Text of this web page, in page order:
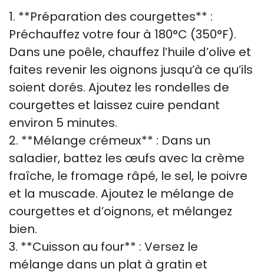
1. **Préparation des courgettes** :
Préchauffez votre four à 180°C (350°F).
Dans une poêle, chauffez l’huile d’olive et
faites revenir les oignons jusqu’à ce qu’ils
soient dorés. Ajoutez les rondelles de
courgettes et laissez cuire pendant
environ 5 minutes.
2. **Mélange crémeux** : Dans un
saladier, battez les œufs avec la crème
fraîche, le fromage râpé, le sel, le poivre
et la muscade. Ajoutez le mélange de
courgettes et d’oignons, et mélangez
bien.
3. **Cuisson au four** : Versez le
mélange dans un plat à gratin et